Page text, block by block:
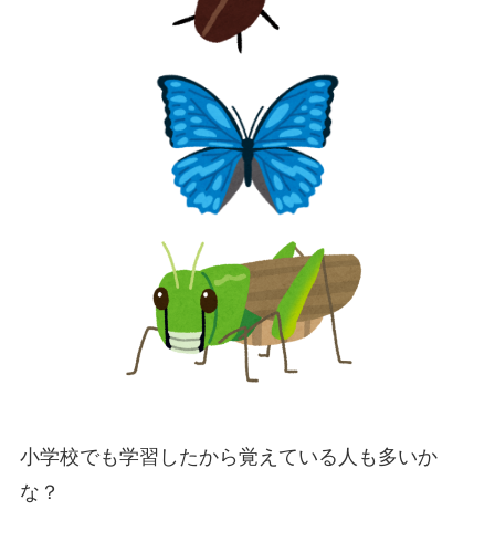
小学校でも学習したから覚えている人も多いか
な？